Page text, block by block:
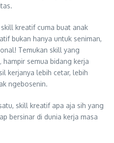
kreatif cuma buat anak
bukan hanya untuk seniman,
Temukan skill yang
semua bidang kerja
kerjanya lebih cetar, lebih
ngebosenin.
skill kreatif apa aja sih yang
bersinar di dunia kerja masa